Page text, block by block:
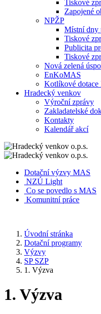
Tiskové
Zapojené
NPŽP
Místní dny
Tiskové
Publicita
Tiskové
Nová zelená
EnKoMAS
Kotlíkové dotace
Hradecký venkov
Výroční zprávy
Zakladatelské
Kontakty
Kalendář akcí
Dotační výzvy MAS
NZÚ Light
Co se povedlo s MAS
Komunitní práce
Úvodní stránka
Dotační programy
Výzvy
SP SZP
1. Výzva
1. Výzva